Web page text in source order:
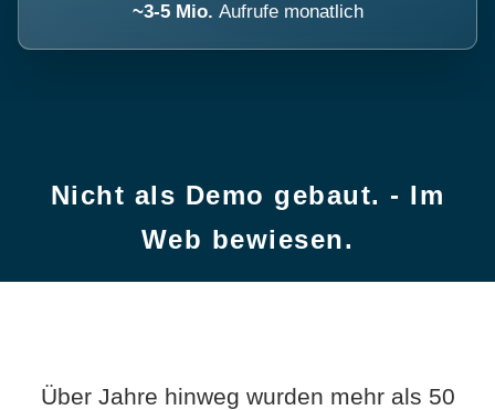
~3-5 Mio. Aufrufe monatlich
Nicht als Demo gebaut. - Im
Web bewiesen.
Über Jahre hinweg wurden mehr als 50